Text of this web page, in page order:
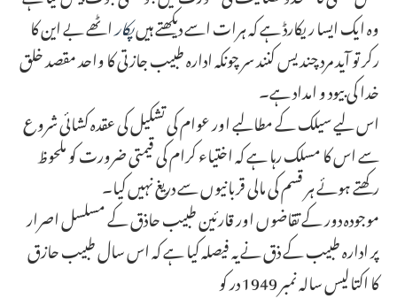
وہ ایک ایسا ریکارڈ ہے کہ ہرات اسے دیکھتے ہیںپکاراٹھے بے این کا
رکر تو آید مرد چندیس کنند سر چونکہ ادارہ طبیب جازتی کا واحد مقصد خلق
خدا کی بیود و امداد ہے۔
اس لیے سیلک کے مطالبے اور عوام کی تشکیل کی عقدہ کشائی شروع
سے اس کا مسلک رہا ہے کہ اختیاء کرام کی قیمتی ضرورت کو ملحوظ
رکھتے ہوئے ہر قسم کی مالی قربانیوں سے دریغ نہیں کیا۔
موجودہ دور کے تقاضوں اور قارئین طبیب حاذق کے مسلسل اصرار
پر ادارہ طبیب کے ذق نے یہ فیصلہ کیا ہے کہ اس سال طبيب حازق
کا اکتالیس سالہ نمبر 1949 در کو